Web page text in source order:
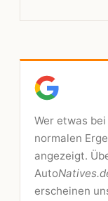
Wer etwas
normalen
angezeigt.
Auto
erscheinen